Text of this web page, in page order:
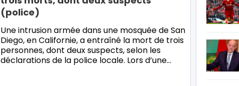
(police)
Une intrusion armée dans une mosquée de San
Diego, en Californie, a entraîné la mort de trois
personnes, dont deux suspects, selon les
déclarations de la police locale. Lors d’une…